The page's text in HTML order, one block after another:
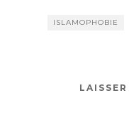
ISLAMOPHOBIE